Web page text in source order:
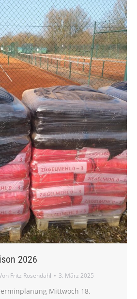
2026
Fritz Rosendahl 3. März 2025
Mittwoch 18.